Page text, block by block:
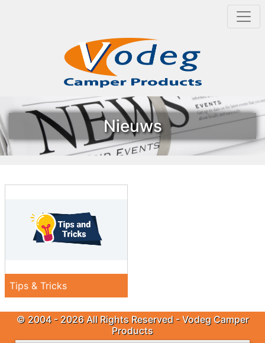
Nieuws
Tips & Tricks
© 2004 - 2026 All Rights Reserved - Vodeg Camper
Products